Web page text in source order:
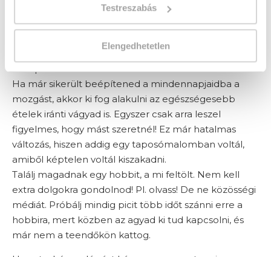
Testreszabás
Elengedhetetlen
kapj rá az ízére, érezd meg, hogy milyen felszabadító
érzés! Kis idő múlva rá fogsz jönni, hogy az egyik
utána! De ehhez fel kell kelned az asztaltól, a
kanapéról!
Ha már sikerült beépítened a mindennapjaidba a
mozgást, akkor ki fog alakulni az egészségesebb
ételek iránti vágyad is. Egyszer csak arra leszel
figyelmes, hogy mást szeretnél! Ez már hatalmas
változás, hiszen addig egy taposómalomban voltál,
amiből képtelen voltál kiszakadni.
Találj magadnak egy hobbit, a mi feltölt. Nem kell
extra dolgokra gondolnod! Pl. olvass! De ne közösségi
médiát. Próbálj mindig picit több időt szánni erre a
hobbira, mert közben az agyad ki tud kapcsolni, és
már nem a teendőkön kattog.